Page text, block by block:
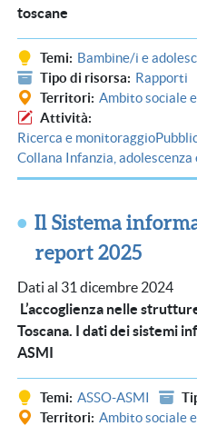
toscane
Temi
Bambine/i e
Tipo di risorsa
Rapporti
Territori Ambito sociale
Attività
Ricerca e monitoraggio
Collana Infanzia,
Il Sistema
report 2025
Dati al 31 dicembre 2024
L’accoglienza nelle
Toscana. I dati dei sistemi
ASMI
Temi ASSO-ASMI
Territori Ambito sociale